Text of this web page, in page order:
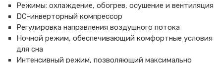
Режимы: охлаждение, обогрев, осушение и вентиляция
DC-инверторный компрессор
Регулировка направления воздушного потока
Ночной режим, обеспечивающий комфортные условия
для сна
Интенсивный режим, позволяющий максимально